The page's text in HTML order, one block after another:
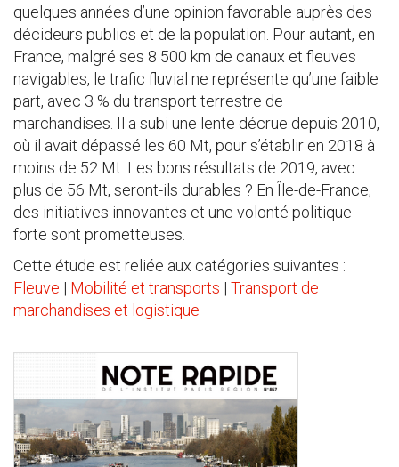
quelques années d’une opinion favorable auprès des
décideurs publics et de la population. Pour autant, en
France, malgré ses 8 500 km de canaux et fleuves
navigables, le trafic fluvial ne représente qu’une faible
part, avec 3 % du transport terrestre de
marchandises. Il a subi une lente décrue depuis 2010,
où il avait dépassé les 60 Mt, pour s’établir en 2018 à
moins de 52 Mt. Les bons résultats de 2019, avec
plus de 56 Mt, seront-ils durables ? En Île-de-France,
des initiatives innovantes et une volonté politique
forte sont prometteuses.
Cette étude est reliée aux catégories suivantes :
Fleuve | Mobilité et transports | Transport de
marchandises et logistique